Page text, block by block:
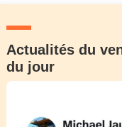
Actualités du
du jour